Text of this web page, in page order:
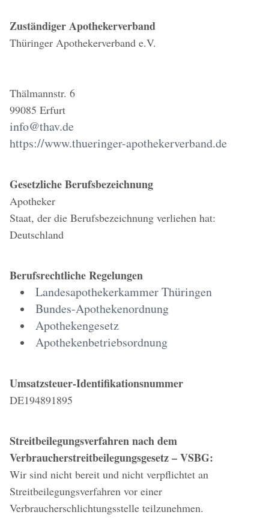
Zuständiger Apothekerverband
Thüringer Apothekerverband e.V.
Thälmannstr. 6
99085 Erfurt
info@thav.de
https://www.thueringer-apothekerverband.de
Gesetzliche Berufsbezeichnung
Apotheker
Staat, der die Berufsbezeichnung verliehen hat:
Deutschland
Berufsrechtliche Regelungen
Landesapothekerkammer Thüringen
Bundes-Apothekenordnung
Apothekengesetz
Apothekenbetriebsordnung
Umsatzsteuer-Identifikationsnummer
DE194891895
Streitbeilegungsverfahren nach dem
Verbraucherstreitbeilegungsgesetz – VSBG:
Wir sind nicht bereit und nicht verpflichtet an
Streitbeilegungsverfahren vor einer
Verbraucherschlichtungsstelle teilzunehmen.